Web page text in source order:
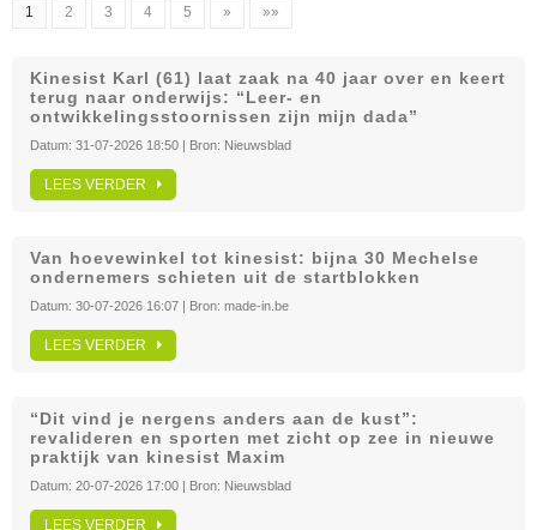
1 2 3 4 5 » »»
Kinesist Karl (61) laat zaak na 40 jaar over en keert
terug naar onderwijs: “Leer- en
ontwikkelingsstoornissen zijn mijn dada”
Datum: 31-07-2026 18:50 | Bron: Nieuwsblad
LEES VERDER
Van hoevewinkel tot kinesist: bijna 30 Mechelse
ondernemers schieten uit de startblokken
Datum: 30-07-2026 16:07 | Bron: made-in.be
LEES VERDER
“Dit vind je nergens anders aan de kust”:
revalideren en sporten met zicht op zee in nieuwe
praktijk van kinesist Maxim
Datum: 20-07-2026 17:00 | Bron: Nieuwsblad
LEES VERDER